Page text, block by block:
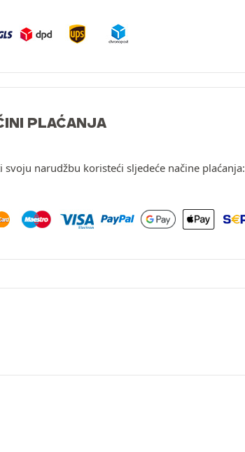
PLAĆANJA
svoju narudžbu koristeći sljedeće načine plaćanja: